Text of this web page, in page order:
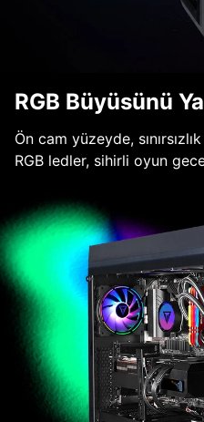
RGB Büyüsünü
Ön cam yüzeyde,
RGB ledler, sihirli oyun